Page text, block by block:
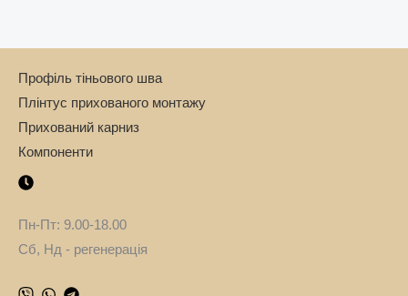
Профіль тіньового шва
Плінтус прихованого монтажу
Прихований карниз
Компоненти
Пн-Пт: 9.00-18.00
Сб, Нд - регенерація